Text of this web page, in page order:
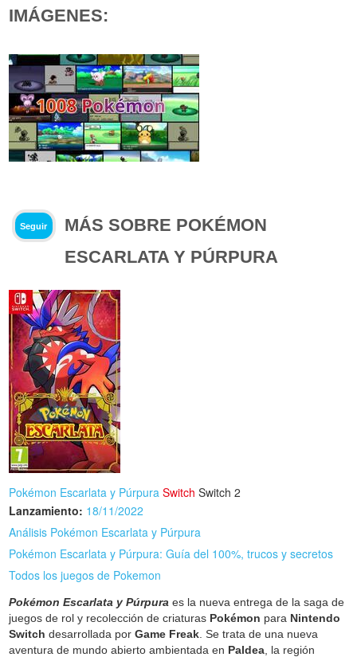
IMÁGENES:
Seguir
MÁS SOBRE POKÉMON
ESCARLATA Y PÚRPURA
Pokémon Escarlata y Púrpura Switch Switch 2
Lanzamiento: 18/11/2022
Análisis Pokémon Escarlata y Púrpura
Pokémon Escarlata y Púrpura: Guía del 100%, trucos y secretos
Todos los juegos de Pokemon
Pokémon Escarlata y Púrpura es la nueva entrega de la saga de
juegos de rol y recolección de criaturas Pokémon para Nintendo
Switch desarrollada porGame Freak . Se trata de una nueva
aventura de mundo abierto ambientada en Paldea , la región